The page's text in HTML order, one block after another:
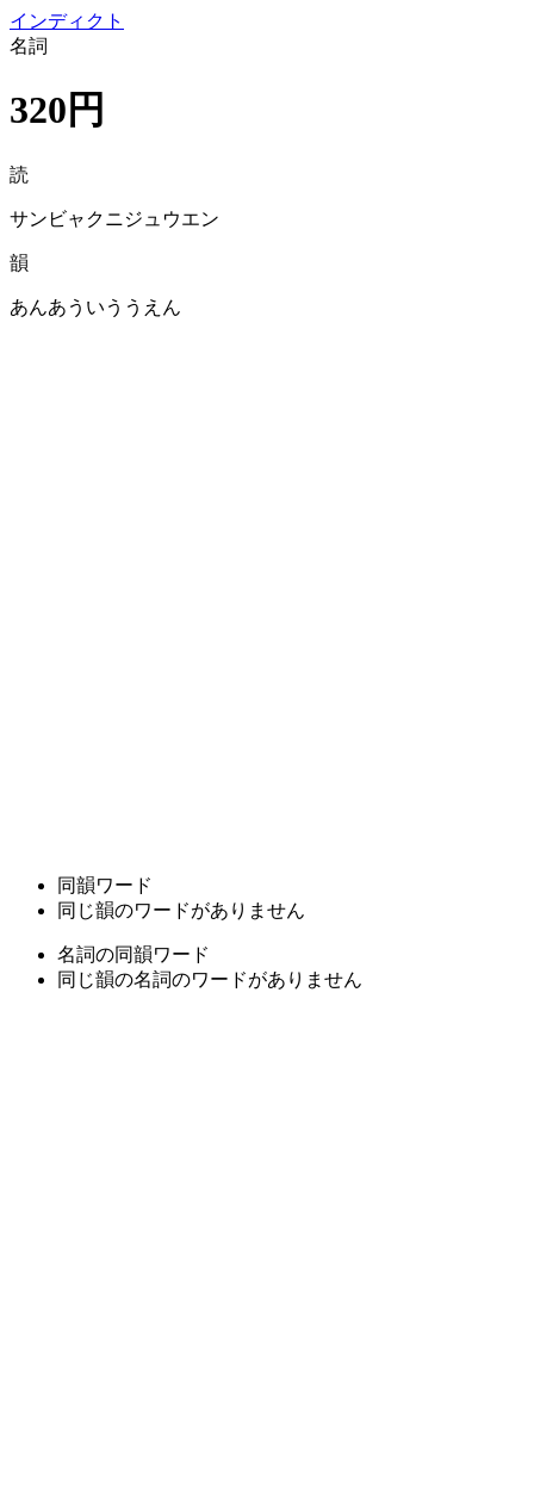
インディクト
名詞
320円
読
サンビャクニジュウエン
韻
あんあういううえん
同韻ワード
同じ韻のワードがありません
名詞の同韻ワード
同じ韻の名詞のワードがありません